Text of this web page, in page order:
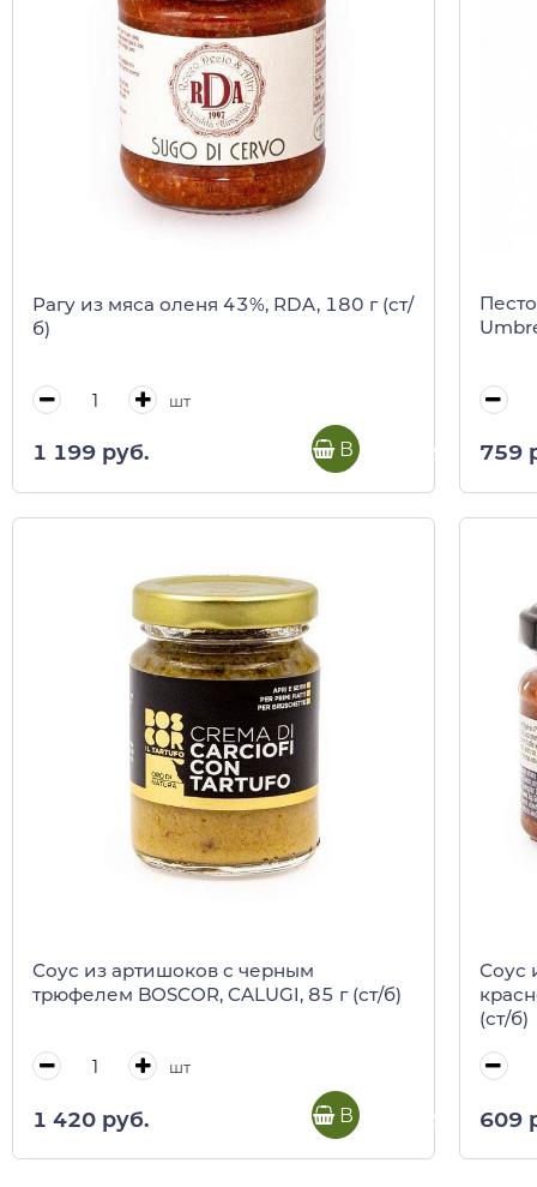
Рагу из мяса оленя 43%, RDA, 180 г (ст/
б)
шт
1 199 руб. В корзину 759
Соус из артишоков с черным
трюфелем BOSCOR, CALUGI, 85 г (ст/б)
шт
1 420 руб. В корзину
Соус
(ст/б)
609